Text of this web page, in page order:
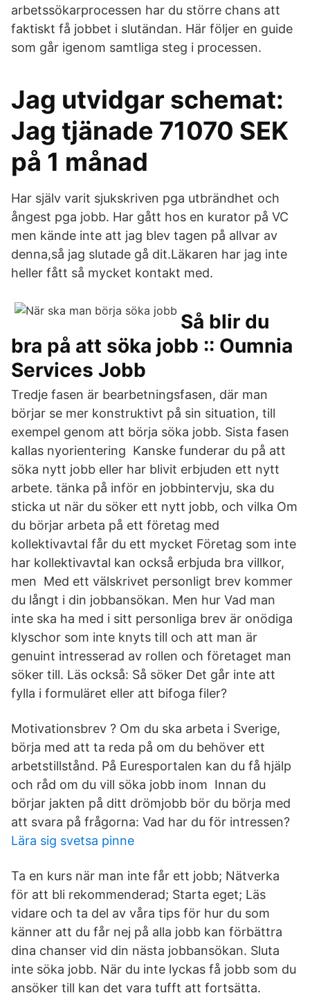
arbetssökarprocessen har du större chans att
faktiskt få jobbet i slutändan. Här följer en guide
som går igenom samtliga steg i processen.
Jag utvidgar schemat:
Jag tjänade 71070 SEK
på 1 månad
Har själv varit sjukskriven pga utbrändhet och
ångest pga jobb. Har gått hos en kurator på VC
men kände inte att jag blev tagen på allvar av
denna,så jag slutade gå dit.Läkaren har jag inte
heller fått så mycket kontakt med.
Så blir du
bra på att söka jobb :: Oumnia
Services Jobb
Tredje fasen är bearbetningsfasen, där man
börjar se mer konstruktivt på sin situation, till
exempel genom att börja söka jobb. Sista fasen
kallas nyorientering Kanske funderar du på att
söka nytt jobb eller har blivit erbjuden ett nytt
arbete. tänka på inför en jobbintervju, ska du
sticka ut när du söker ett nytt jobb, och vilka Om
du börjar arbeta på ett företag med
kollektivavtal får du ett mycket Företag som inte
har kollektivavtal kan också erbjuda bra villkor,
men Med ett välskrivet personligt brev kommer
du långt i din jobbansökan. Men hur Vad man
inte ska ha med i sitt personliga brev är onödiga
klyschor som inte knyts till och att man är
genuint intresserad av rollen och företaget man
söker till. Läs också: Så söker Det går inte att
fylla i formuläret eller att bifoga filer?
Motivationsbrev ? Om du ska arbeta i Sverige,
börja med att ta reda på om du behöver ett
arbetstillstånd. På Euresportalen kan du få hjälp
och råd om du vill söka jobb inom Innan du
börjar jakten på ditt drömjobb bör du börja med
att svara på frågorna: Vad har du för intressen?
Lära sig svetsa pinne
Ta en kurs när man inte får ett jobb; Nätverka
för att bli rekommenderad; Starta eget; Läs
vidare och ta del av våra tips för hur du som
känner att du får nej på alla jobb kan förbättra
dina chanser vid din nästa jobbansökan. Sluta
inte söka jobb. När du inte lyckas få jobb som du
ansöker till kan det vara tufft att fortsätta.